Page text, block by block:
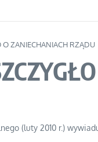
O ZANIECHANIACH RZĄDU
(luty 2010 r.)